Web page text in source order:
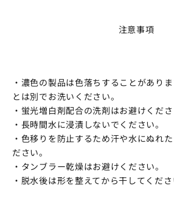
注意事項
・濃色の製品は色落ちすることがあり
とは別でお洗いください。
・蛍光増白剤配合の洗剤はお避けくださ
・長時間水に浸漬しないでください。
・色移りを防止するため汗や水にぬれ
ださい。
・タンブラー乾燥はお避けください。
・脱水後は形を整えてから干してくださ